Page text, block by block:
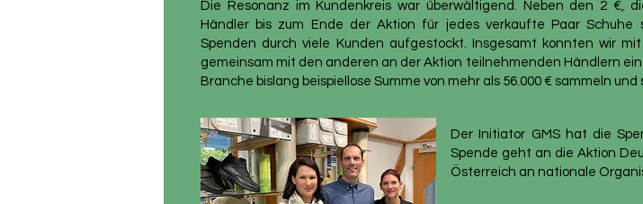
Die Resonanz im Kundenkreis war überwältigend. Neben den 2 €,
Händler bis zum Ende der Aktion für jedes verkaufte Paar Schuhe
Spenden durch viele Kunden aufgestockt.
Insgesamt konnten wir
gemeinsam mit den anderen an der Aktion teilnehmenden Händlern
Branche bislang beispiellose Summe von mehr als 56.000 € sammeln und
Der Initiator GMS hat die
Spende geht an die Aktion
Österreich an nationale